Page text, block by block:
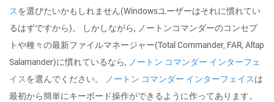
スを選びたいかもしれません(Windowsユーザーはそれに慣れてい
るはずですから)。 しかしながら, ノートンコマンダーのコンセプ
トや種々の最新ファイルマネージャー(Total Commander, FAR, Altap
Salamander)に慣れているなら, ノートン コマンダー インターフェ
イスを選んでください。 ノートン コマンダー インターフェイスは
最初から簡単にキーボード操作ができるように作ってあります。